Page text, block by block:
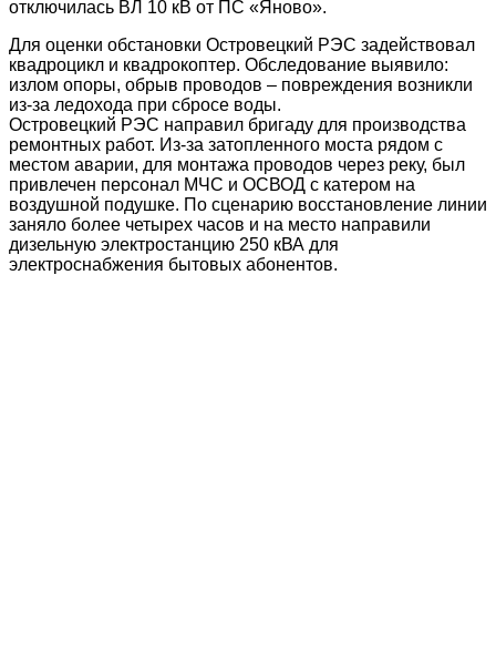
отключилась ВЛ 10 кВ от ПС «Яново».
Для оценки обстановки Островецкий РЭС задействовал
квадроцикл и квадрокоптер. Обследование выявило:
излом опоры, обрыв проводов – повреждения возникли
из‑за ледохода при сбросе воды.
Островецкий РЭС направил бригаду для производства
ремонтных работ. Из‑за затопленного моста рядом с
местом аварии, для монтажа проводов через реку, был
привлечен персонал МЧС и ОСВОД с катером на
воздушной подушке. По сценарию восстановление линии
заняло более четырех часов и на место направили
дизельную электростанцию 250 кВА для
электроснабжения бытовых абонентов.